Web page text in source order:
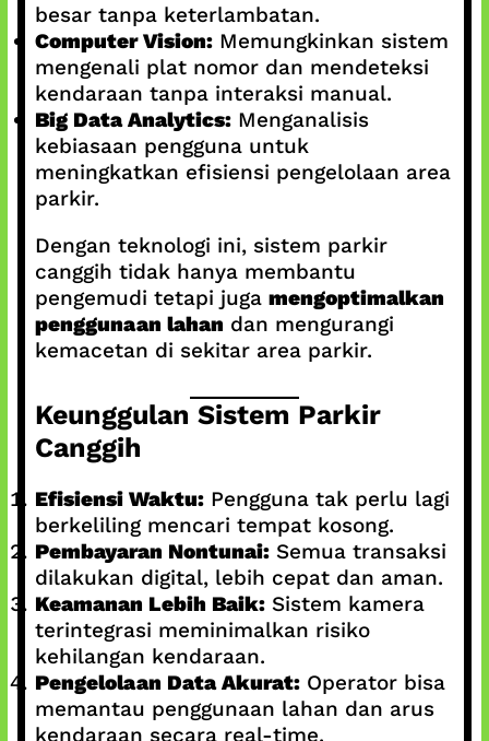
besar tanpa keterlambatan.
Computer Vision:Memungkinkan sistem
mengenali plat nomor dan mendeteksi
kendaraan tanpa interaksi manual.
Big Data Analytics:Menganalisis
kebiasaan pengguna untuk
meningkatkan efisiensi pengelolaan area
parkir.
Dengan teknologi ini, sistem parkir
canggih tidak hanya membantu
pengemudi tetapi juga mengoptimalkan
penggunaan lahan dan mengurangi
kemacetan di sekitar area parkir.
Keunggulan Sistem Parkir
Canggih
Efisiensi Waktu:Pengguna tak perlu lagi
berkeliling mencari tempat kosong.
Pembayaran Nontunai:Semua transaksi
dilakukan digital, lebih cepat dan aman.
Keamanan Lebih Baik:Sistem kamera
terintegrasi meminimalkan risiko
kehilangan kendaraan.
Pengelolaan Data Akurat:Operator bisa
memantau penggunaan lahan dan arus
kendaraan secara real-time.